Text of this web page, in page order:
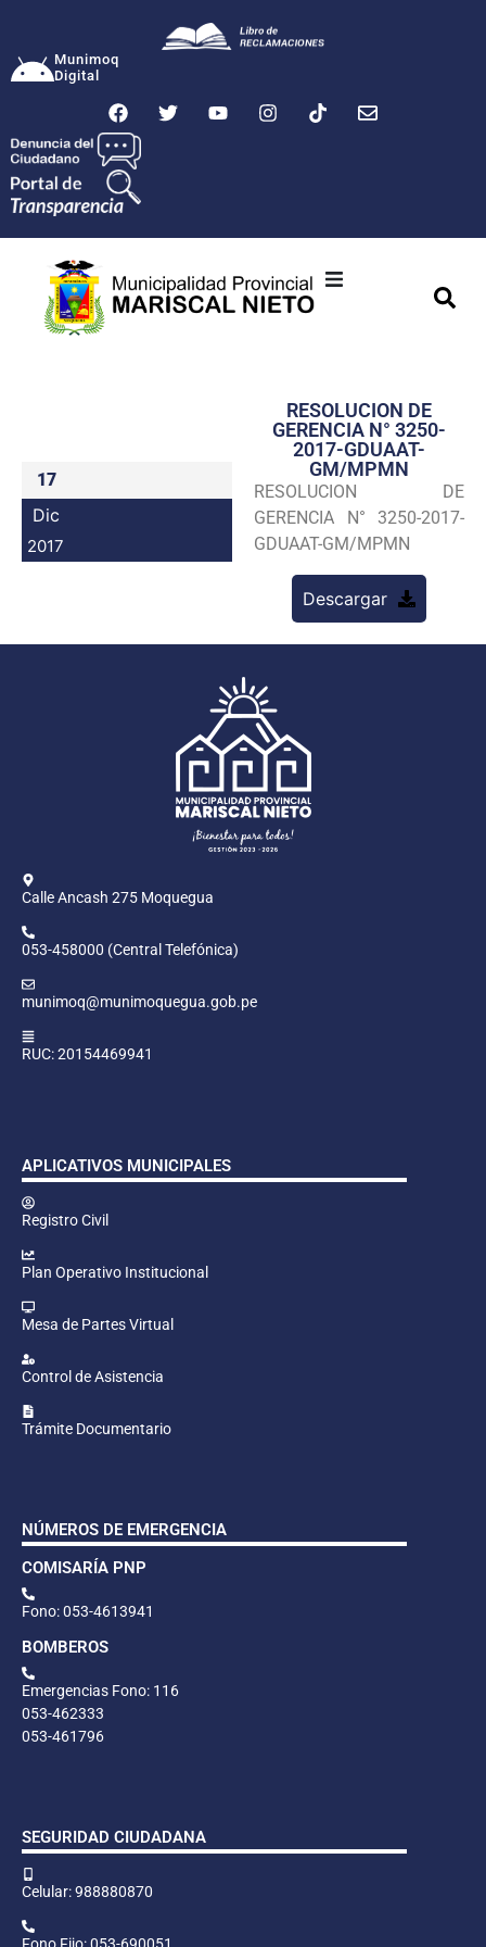
Munimoq
Digital
Transparencia
Seguridad
Programas
17
Dic
2017
RESOLUCION DE
GERENCIA N° 3250-
2017-GDUAAT-
GM/MPMN
RESOLUCION DE
GERENCIA N° 3250-2017-
GDUAAT-GM/MPMN
Descargar
Calle Ancash 275 Moquegua
053-458000 (Central Telefónica)
munimoq@munimoquegua.gob.pe
RUC: 20154469941
APLICATIVOS MUNICIPALES
Registro Civil
Plan Operativo Institucional
Mesa de Partes Virtual
Control de Asistencia
Trámite Documentario
NÚMEROS DE EMERGENCIA
COMISARÍA PNP
Fono: 053-4613941
BOMBEROS
Emergencias Fono: 116
053-462333
053-461796
SEGURIDAD CIUDADANA
Celular: 988880870
Fono Fijo: 053-690051